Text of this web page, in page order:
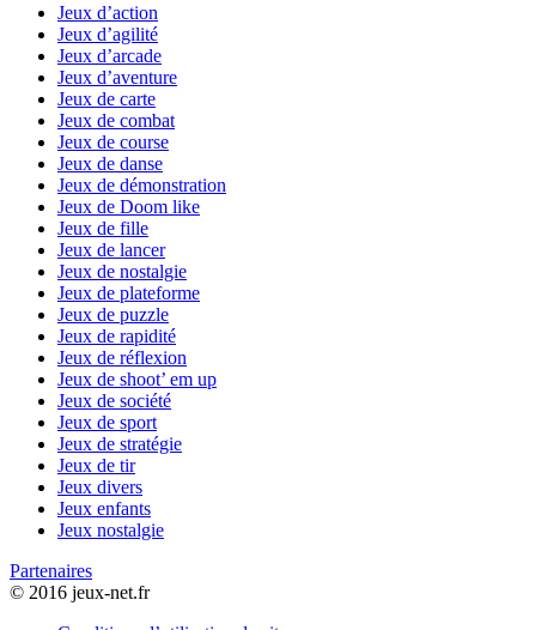
Jeux d’action
Jeux d’agilité
Jeux d’arcade
Jeux d’aventure
Jeux de carte
Jeux de combat
Jeux de course
Jeux de danse
Jeux de démonstration
Jeux de Doom like
Jeux de fille
Jeux de lancer
Jeux de nostalgie
Jeux de plateforme
Jeux de puzzle
Jeux de rapidité
Jeux de réflexion
Jeux de shoot’ em up
Jeux de société
Jeux de sport
Jeux de stratégie
Jeux de tir
Jeux divers
Jeux enfants
Jeux nostalgie
Partenaires
© 2016 jeux-net.fr